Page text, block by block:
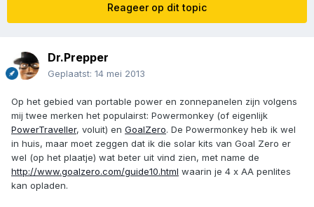
Reageer op dit topic
Dr.Prepper
Geplaatst: 14 mei 2013
Op het gebied van portable power en zonnepanelen zijn volgens
mij twee merken het populairst: Powermonkey (of eigenlijk
PowerTraveller, voluit) en GoalZero. De Powermonkey heb ik wel
in huis, maar moet zeggen dat ik die solar kits van Goal Zero er
wel (op het plaatje) wat beter uit vind zien, met name de
http://www.goalzero.com/guide10.html waarin je 4 x AA penlites
kan opladen.